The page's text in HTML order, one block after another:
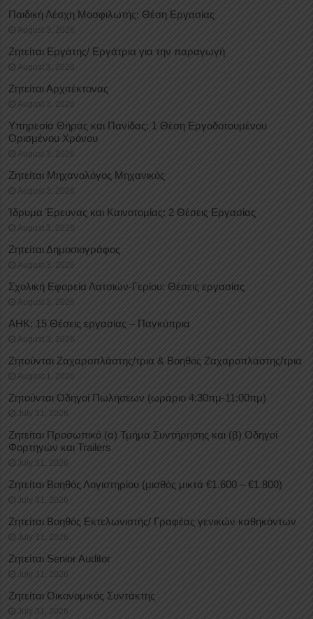
Παιδική Λέσχη Μοσφιλωτής: Θέση Εργασίας
August 3, 2026
Ζητείται Εργάτης/ Εργάτρια για την παραγωγή
August 3, 2026
Ζητείται Αρχιτέκτονας
August 3, 2026
Υπηρεσία Θήρας και Πανίδας: 1 Θέση Eργοδοτουμένου
Oρισμένου Xρόνου
August 3, 2026
Ζητείται Μηχανολόγος Μηχανικός
August 3, 2026
Ίδρυμα Έρευνας και Καινοτομίας: 2 Θέσεις Εργασίας
August 3, 2026
Ζητείται Δημοσιογράφος
August 3, 2026
Σχολική Εφορεία Λατσιών-Γερίου: Θέσεις εργασίας
August 3, 2026
ΑΗΚ: 15 Θέσεις εργασίας – Παγκύπρια
August 3, 2026
Ζητούνται Ζαχαροπλάστης/τρια & Βοηθός Ζαχαροπλάστης/τρια
August 1, 2026
Ζητούνται Οδηγοί Πωλήσεων (ωράριο 4:30πμ-11:00πμ)
July 31, 2026
Ζητείται Προσωπικό (α) Τμήμα Συντήρησης και (β) Οδηγοί
Φορτηγών και Trailers
July 31, 2026
Ζητείται Βοηθός Λογιστηρίου (μισθός μικτά €1.600 – €1.800)
July 31, 2026
Ζητείται Βοηθός Εκτελωνιστής/ Γραφέας γενικών καθηκόντων
July 31, 2026
Ζητείται Senior Auditor
July 31, 2026
Ζητείται Οικονομικός Συντάκτης
July 31, 2026